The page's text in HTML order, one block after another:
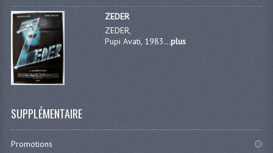
ZEDER
ZEDER,
Pupi Avati, 1983...plus
SUPPLÉMENTAIRE
Promotions